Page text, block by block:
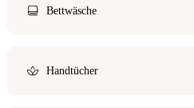
Bettwäsche
Handtücher